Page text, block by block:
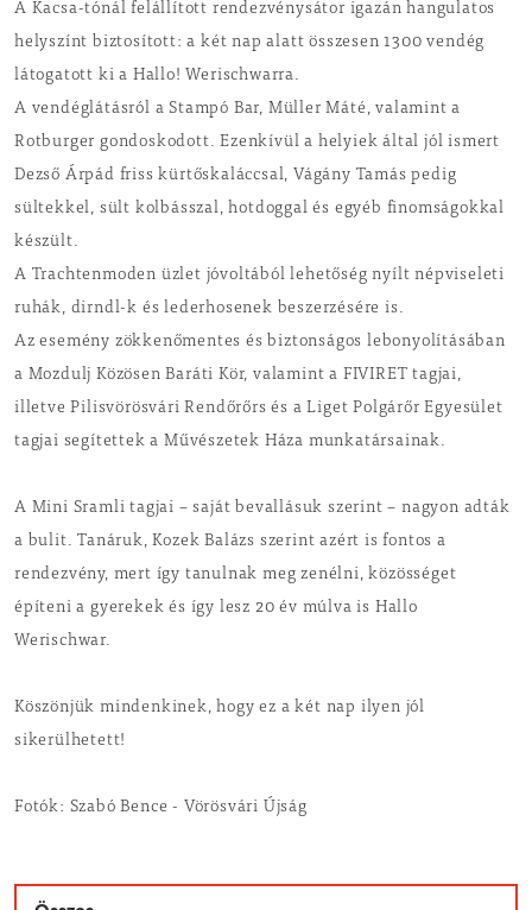
A Kacsa-tónál felállított rendezvénysátor igazán hangulatos
helyszínt biztosított: a két nap alatt összesen 1300 vendég
látogatott ki a Hallo! Werischwarra.
A vendéglátásról a Stampó Bar, Müller Máté, valamint a
Rotburger gondoskodott. Ezenkívül a helyiek által jól ismert
Dezső Árpád friss kürtőskaláccsal, Vágány Tamás pedig
sültekkel, sült kolbásszal, hotdoggal és egyéb finomságokkal
készült.
A Trachtenmoden üzlet jóvoltából lehetőség nyílt népviseleti
ruhák, dirndl-k és lederhosenek beszerzésére is.
Az esemény zökkenőmentes és biztonságos lebonyolításában
a Mozdulj Közösen Baráti Kör, valamint a FIVIRET tagjai,
illetve Pilisvörösvári Rendőrőrs és a Liget Polgárőr Egyesület
tagjai segítettek a Művészetek Háza munkatársainak.
A Mini Sramli tagjai – saját bevallásuk szerint – nagyon adták
a bulit. Tanáruk, Kozek Balázs szerint azért is fontos a
rendezvény, mert így tanulnak meg zenélni, közösséget
építeni a gyerekek és így lesz 20 év múlva is Hallo
Werischwar.
Köszönjük mindenkinek, hogy ez a két nap ilyen jól
sikerülhetett!
Fotók: Szabó Bence - Vörösvári Újság